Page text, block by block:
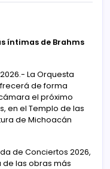
íntimas de Brahms
La Orquesta
de forma
el próximo
en el Templo de las
de Michoacán
de Conciertos 2026,
las obras más